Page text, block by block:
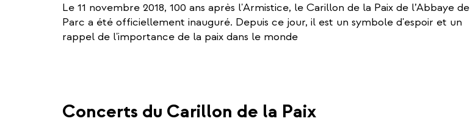
Le 11 novembre 2018, 100 ans après l'Armistice, le Carillon de la Paix de l’Abbaye de
Parc a été officiellement inauguré. Depuis ce jour, il est un symbole d'espoir et un
rappel de l'importance de la paix dans le monde
Concerts du Carillon de la Paix